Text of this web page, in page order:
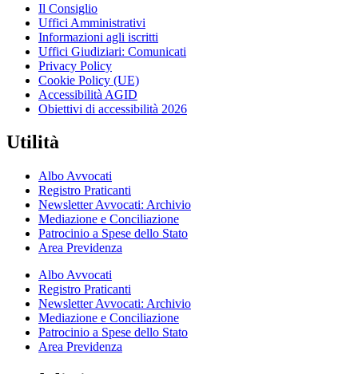
Il Consiglio
Uffici Amministrativi
Informazioni agli iscritti
Uffici Giudiziari: Comunicati
Privacy Policy
Cookie Policy (UE)
Accessibilità AGID
Obiettivi di accessibilità 2026
Utilità
Albo Avvocati
Registro Praticanti
Newsletter Avvocati: Archivio
Mediazione e Conciliazione
Patrocinio a Spese dello Stato
Area Previdenza
Albo Avvocati
Registro Praticanti
Newsletter Avvocati: Archivio
Mediazione e Conciliazione
Patrocinio a Spese dello Stato
Area Previdenza